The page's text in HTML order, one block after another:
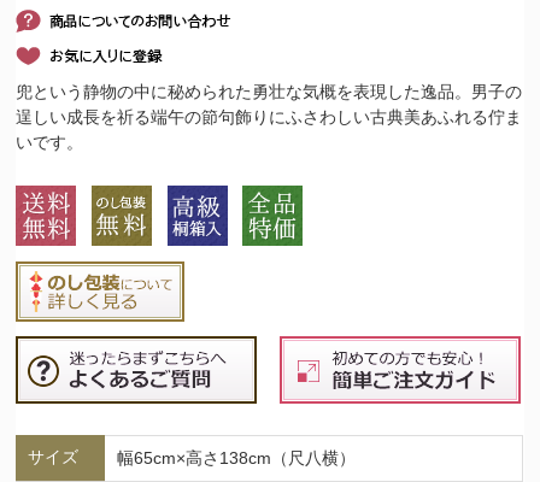
兜という静物の中に秘められた勇壮な気概を表現した逸品。男子の
逞しい成長を祈る端午の節句飾りにふさわしい古典美あふれる佇ま
いです。
サイズ 幅65cm×高さ138cm（尺八横）